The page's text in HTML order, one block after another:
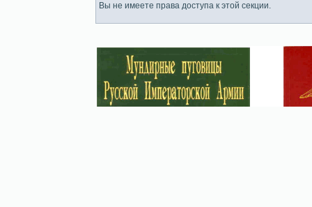
Вы не имеете права доступа к этой секции.